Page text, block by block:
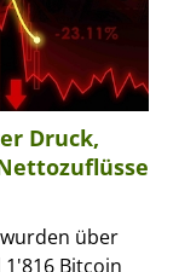
Druck,
über
Bitcoin